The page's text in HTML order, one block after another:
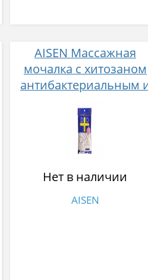
AISEN Массажная
мочалка с хитозаном
антибактериальным
действием жесткая цвет
розовый 28x100 см
Нет в наличии
AISEN